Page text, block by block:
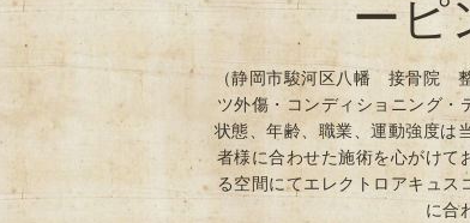
ーピ
（静岡市駿河区八幡 接骨院
ツ外傷・コンディショニング・
状態、年齢、職業、運動強度は
者様に合わせた施術を心がけて
る空間にてエレクトロアキュス
に合